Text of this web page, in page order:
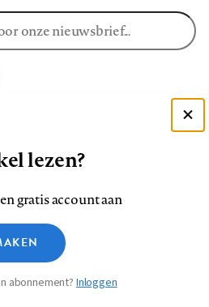
ons
op
InstagramYouTube
Privacy
vragen verdienen
antwoorden
lezen?
gratis account aan
abonnement?Inloggen